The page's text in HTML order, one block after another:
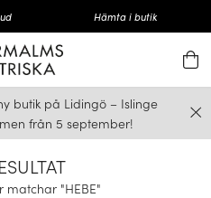
Hämta i butik
butik på Lidingö – Islinge
från 5 september!
matchar "HEBE"